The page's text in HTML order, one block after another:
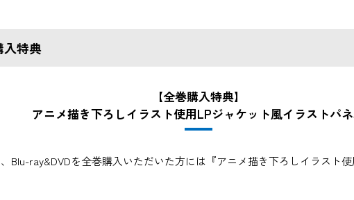
入特典
【全巻購入特典】
アニメ描き下ろしイラスト使用LPジャケット風イラストパ
Blu-ray&DVDを全巻購入いただいた方には『アニメ描き下ろしイラスト